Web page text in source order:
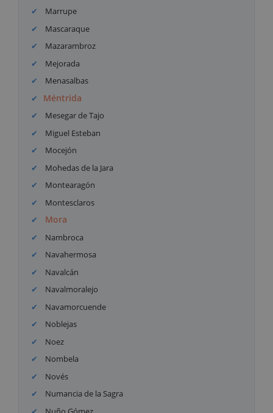
Marrupe
Mascaraque
Mazarambroz
Mejorada
Menasalbas
Méntrida
Mesegar de Tajo
Miguel Esteban
Mocejón
Mohedas de la Jara
Montearagón
Montesclaros
Mora
Nambroca
Navahermosa
Navalcán
Navalmoralejo
Navamorcuende
Noblejas
Noez
Nombela
Novés
Numancia de la Sagra